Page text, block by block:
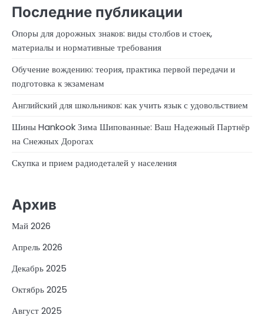
Последние публикации
Опоры для дорожных знаков: виды столбов и стоек,
материалы и нормативные требования
Обучение вождению: теория, практика первой передачи и
подготовка к экзаменам
Английский для школьников: как учить язык с удовольствием
Шины Hankook Зима Шипованные: Ваш Надежный Партнёр
на Снежных Дорогах
Скупка и прием радиодеталей у населения
Архив
Май 2026
Апрель 2026
Декабрь 2025
Октябрь 2025
Август 2025